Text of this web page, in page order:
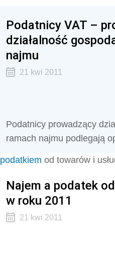
Podatnicy VAT –
działalność
najmu
21 kwi 2011
Podatnicy prowadzący
ramach najmu podlegają
podatkiem od towarów i
Najem a podatek
w roku 2011
21 kwi 2011